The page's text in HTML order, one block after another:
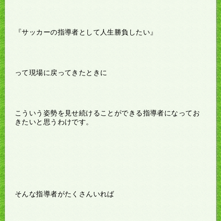
『サッカーの指導者として人生勝負したい』
って現場に戻ってきたときに
こういう姿勢を見せ続けることができる指導者になってお
きたいと思うわけです。
そんな指導者がたくさんいれば